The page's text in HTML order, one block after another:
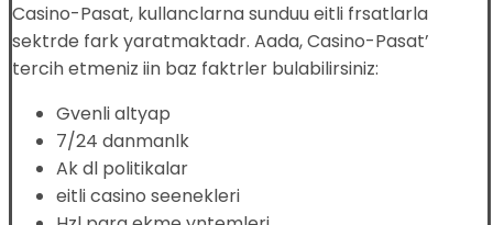
Casino-Pasat, kullanclarna sunduu eitli frsatlarla
sektrde fark yaratmaktadr. Aada, Casino-Pasat’
tercih etmeniz iin baz faktrler bulabilirsiniz:
Gvenli altyap
7/24 danmanlk
Ak dl politikalar
eitli casino seenekleri